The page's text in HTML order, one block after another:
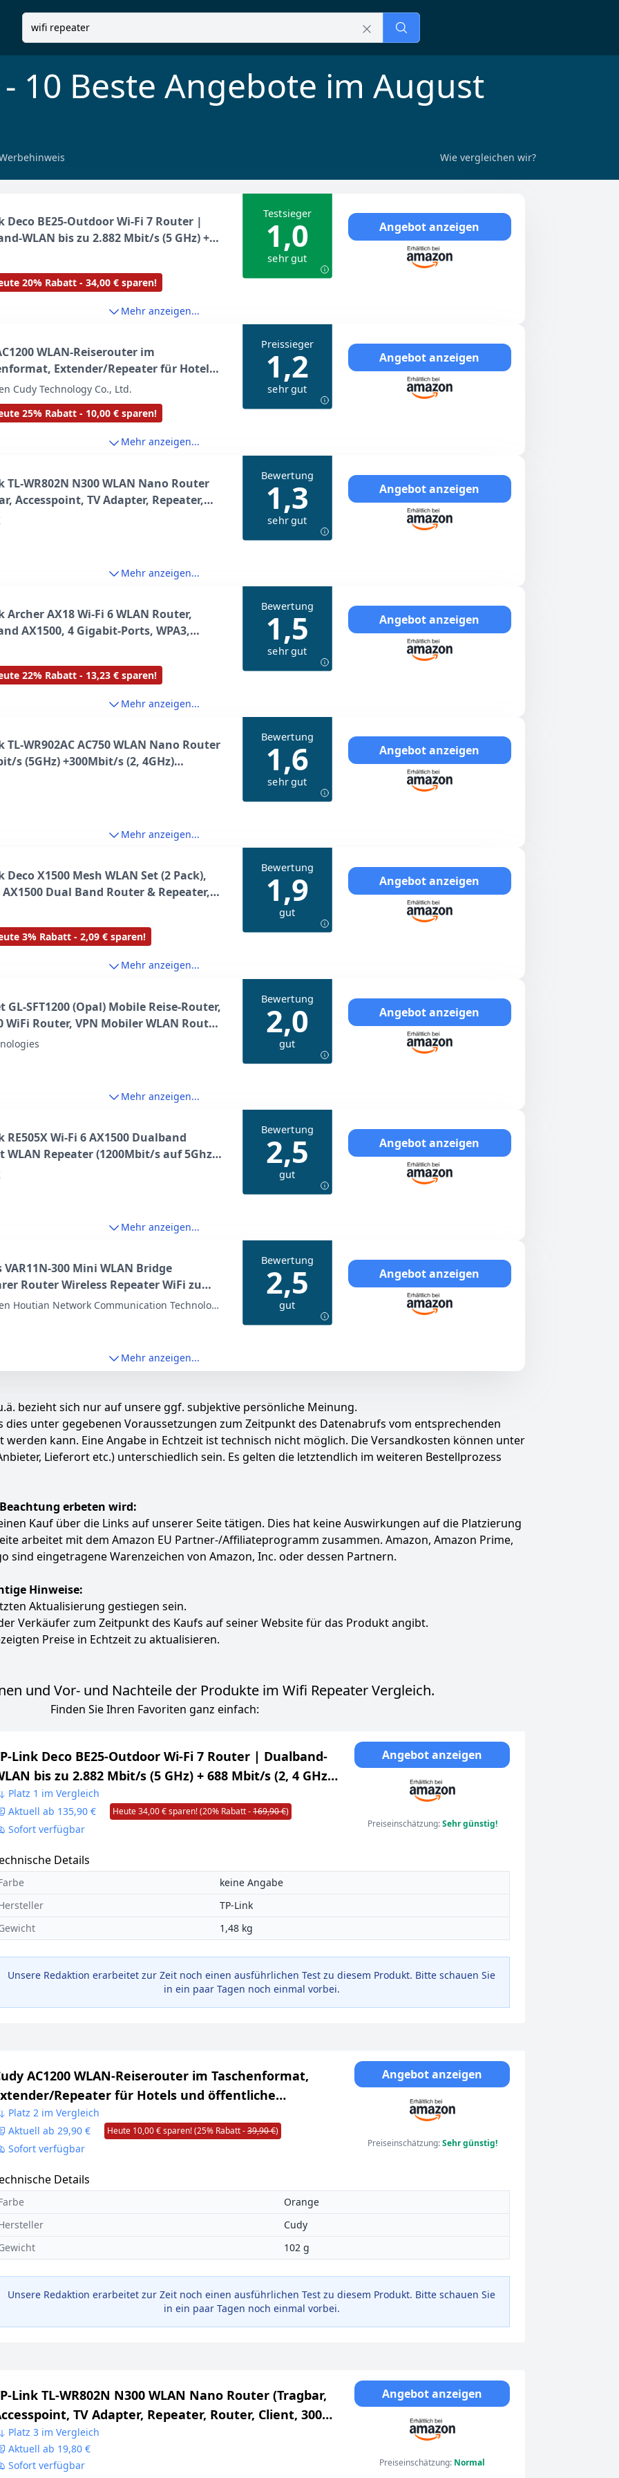
- 10 Beste Angebote im August
Wie vergleichen wir?
Deco BE25-Outdoor Wi-Fi 7 Router |
WLAN bis zu 2.882 Mbit/s (5 GHz) +
s (2, 4 GHz) | 2× 2, 5-Gbit/s-Ports |
PoE/AC-Stromversorgung | ideal für
und Terrasse
20% Rabatt - 34,00 € sparen!
Testsieger
1,0
sehr gut
Angebot anzeigen
Mehr anzeigen...
WLAN-Reiserouter im
Extender/Repeater für Hotels
Netzwerke, WISP, VPN-Client
USB, TR1200
Cudy Technology Co., Ltd.
25% Rabatt - 10,00 € sparen!
Preissieger
1,2
sehr gut
Angebot anzeigen
Mehr anzeigen...
TL-WR802N N300 WLAN Nano Router
Accesspoint, TV Adapter, Repeater,
Client, 300 Mbit/s (2, 4GHz), Media, FTP
Bewertung
1,3
sehr gut
Angebot anzeigen
Mehr anzeigen...
Archer AX18 Wi-Fi 6 WLAN Router,
AX1500, 4 Gigabit-Ports, WPA3,
Gast-Netzwerk, keine DSL-
22% Rabatt - 13,23 € sparen!
Bewertung
1,5
sehr gut
Angebot anzeigen
Mehr anzeigen...
TL-WR902AC AC750 WLAN Nano Router
s (5GHz) +300Mbit/s (2, 4GHz)
Accesspoint, TV Adapter, Repeater,
Bewertung
1,6
sehr gut
Angebot anzeigen
Mehr anzeigen...
Deco X1500 Mesh WLAN Set (2 Pack),
AX1500 Dual Band Router & Repeater,
Ports für Jede Einheit, empfohlen
mit 3-4 Schlafzimmern,
Jugendschutz, WPA3
3% Rabatt - 2,09 € sparen!
Bewertung
1,9
gut
Angebot anzeigen
Mehr anzeigen...
GL-SFT1200 (Opal) Mobile Reise-Router,
WiFi Router, VPN Mobiler WLAN Router
WiFi, 3X Gigacube Port, Travel
Bewertung
2,0
gut
Angebot anzeigen
Mehr anzeigen...
RE505X Wi-Fi 6 AX1500 Dualband
WLAN Repeater (1200Mbit/s auf 5Ghz
s auf 2.4GHz, Intelligente
Bewertung
2,5
gut
Angebot anzeigen
Mehr anzeigen...
VAR11N-300 Mini WLAN Bridge
Router Wireless Repeater WiFi zu
mit 2, 4 GHz WAN/LAN 2 RJ45 Ports
Houtian Network Communication Technology
Bewertung
2,5
gut
Angebot anzeigen
Mehr anzeigen...
bezieht sich nur auf unsere ggf. subjektive persönliche Meinung.
unter gegebenen Voraussetzungen zum Zeitpunkt des Datenabrufs vom entsprechenden
kann. Eine Angabe in Echtzeit ist technisch nicht möglich. Die Versandkosten können unter
Lieferort etc.) unterschiedlich sein. Es gelten die letztendlich im weiteren Bestellprozess
erbeten wird:
Kauf über die Links auf unserer Seite tätigen. Dies hat keine Auswirkungen auf die Platzierung
arbeitet mit dem Amazon EU Partner-/Affiliateprogramm zusammen. Amazon, Amazon Prime,
sind eingetragene Warenzeichen von Amazon, Inc. oder dessen Partnern.
Hinweise:
Aktualisierung gestiegen sein.
Verkäufer zum Zeitpunkt des Kaufs auf seiner Website für das Produkt angibt.
Preise in Echtzeit zu aktualisieren.
und Vor- und Nachteile der Produkte im Wifi Repeater Vergleich.
Finden Sie Ihren Favoriten ganz einfach:
Link Deco BE25-Outdoor Wi-Fi 7 Router | Dualband-
bis zu 2.882 Mbit/s (5 GHz) + 688 Mbit/s (2, 4 GHz)
2, 5-Gbit/s-Ports | 802.3at PoE/AC-Stromversorgung
für Garten und Terrasse
Platz 1 im Vergleich
Aktuell ab 135,90 €
Heute 34,00 € sparen! (20% Rabatt -169,90 €)
Sofort verfügbar
Angebot anzeigen
Preiseinschätzung:Sehr günstig!
Details
keine Angabe
TP-Link
1,48 kg
Unsere Redaktion erarbeitet zur Zeit noch einen ausführlichen Test zu diesem Produkt. Bitte schauen Sie
in ein paar Tagen noch einmal vorbei.
AC1200 WLAN-Reiserouter im Taschenformat,
Repeater für Hotels und öffentliche
WISP, VPN-Client und -Server, USB, TR1200
Platz 2 im Vergleich
Aktuell ab 29,90 €
Heute 10,00 € sparen! (25% Rabatt -39,90 €)
Sofort verfügbar
Angebot anzeigen
Preiseinschätzung:Sehr günstig!
Details
Orange
Cudy
102 g
Unsere Redaktion erarbeitet zur Zeit noch einen ausführlichen Test zu diesem Produkt. Bitte schauen Sie
in ein paar Tagen noch einmal vorbei.
Link TL-WR802N N300 WLAN Nano Router (Tragbar,
TV Adapter, Repeater, Router, Client, 300
s (2, 4GHz), Media, FTP Server), blau/weiß, 57 x 57
mm
Platz 3 im Vergleich
Aktuell ab 19,80 €
Sofort verfügbar
Angebot anzeigen
Preiseinschätzung: Normal